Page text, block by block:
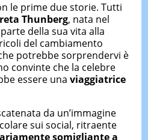
le prime due storie. Tutti
Thunberg, nata nel
della sua vita alla
del cambiamento
potrebbe sorprendervi è
convinte che la celebre
essere una viaggiatrice
da un’immagine
sui social, ritraente
somigliante a